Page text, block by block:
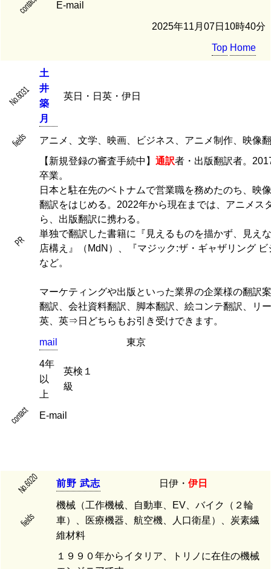
contact E-mail
2025年11月07日10時40分
Top Home
No.6031
土
井
築
月
英日・日英・伊日
fields アニメ、文学、映画、ビジネス、アニメ制作、映像
PR
【新規登録の審査手続中】 通訳者・出版翻訳者。
卒業。
日本と駐在先のベトナムで営業職を務めたのち、映
翻訳をはじめる。2022年から現在までは、アニメス
ら、出版翻訳に携わる。
単独で翻訳した書籍に『見えるものを描かず、見え
店構え』（MdN）、『マジック:ザ・ギャザリング
など。
マーケティングや出版といった業界の企業様の翻訳
翻訳、会社資料翻訳、脚本翻訳、絵コンテ翻訳、リ
英、英⇒日どちらもお引き受けできます。
mail 東京
4年
以
上
英検１
contact E-mail
No.6020 前野 武志 日伊・ 伊日
fields
機械（工作機械、自動車、EV、バイク（２輪
車）、医療機器、航空機、人口衛星）、炭素繊
維材料
１９９０年からイタリア、トリノに在住の機械